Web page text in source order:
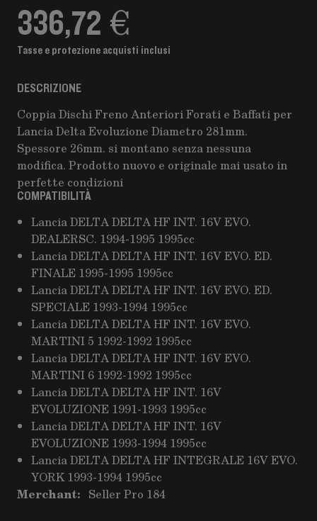
336,72 €
Tasse e protezione acquisti inclusi
DESCRIZIONE
Coppia Dischi Freno Anteriori Forati e Baffati per
Lancia Delta Evoluzione Diametro 281mm.
Spessore 26mm. si montano senza nessuna
modifica. Prodotto nuovo e originale mai usato in
perfette condizioni
COMPATIBILITÀ
Lancia DELTA DELTA HF INT. 16V EVO.
DEALERSC. 1994-1995 1995cc
Lancia DELTA DELTA HF INT. 16V EVO. ED.
FINALE 1995-1995 1995cc
Lancia DELTA DELTA HF INT. 16V EVO. ED.
SPECIALE 1993-1994 1995cc
Lancia DELTA DELTA HF INT. 16V EVO.
MARTINI 5 1992-1992 1995cc
Lancia DELTA DELTA HF INT. 16V EVO.
MARTINI 6 1992-1992 1995cc
Lancia DELTA DELTA HF INT. 16V
EVOLUZIONE 1991-1993 1995cc
Lancia DELTA DELTA HF INT. 16V
EVOLUZIONE 1993-1994 1995cc
Lancia DELTA DELTA HF INTEGRALE 16V EVO.
YORK 1993-1994 1995cc
Merchant: Seller Pro 184